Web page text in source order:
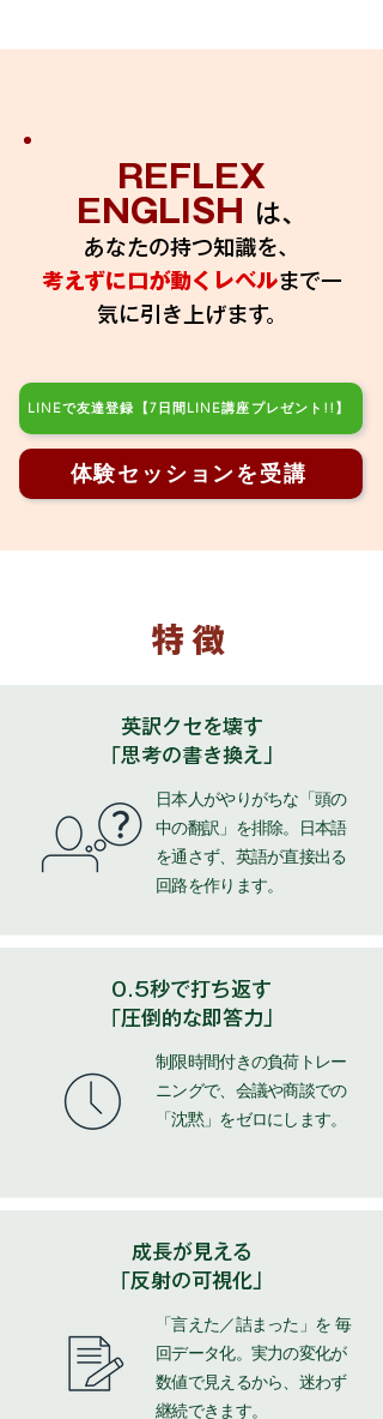
REFLEX
ENGLISH
は、
あなたの持つ知識を、
考えずに口が動くレベルまで一
気に引き上げます。
LINEで友達登録【7日間LINE講座プレゼント!!】
体験セッションを受講
特徴
英訳クセを壊す
「思考の書き換え」
日本人がやりがちな「頭の
中の翻訳」を排除。日本語
を通さず、英語が直接出る
回路を作ります。
0.5秒で打ち返す
​「圧倒的な即答力」
​制限時間付きの負荷トレー
ニングで、会議や商談での
「沈黙」をゼロにします。
成長が見える
​「反射の可視化」
「言えた／詰まった」を 毎
回データ化。実力の変化が
数値で見えるから、迷わず
継続できます。